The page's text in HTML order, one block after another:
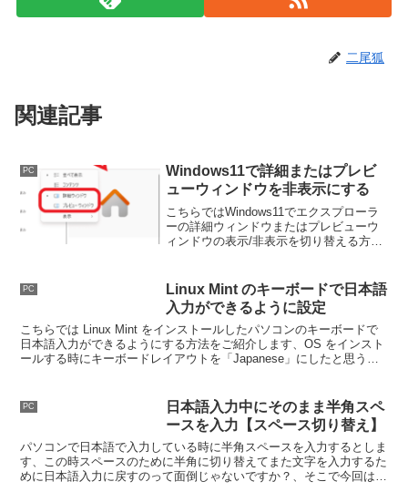
二尾狐
関連記事
PC
Windows11で詳細またはプレビ
ューウィンドウを非表示にする
こちらではWindows11でエクスプローラ
ーの詳細ウィンドウまたはプレビューウ
ィンドウの表示/非表示を切り替える方法
すが、表示/非表示の切り替え方法も変わ
っているようですね。
PC
Linux Mint のキーボードで日本語
入力ができるように設定
こちらでは Linux Mint をインストールしたパソコンのキーボードで
日本語入力ができるようにする方法をご紹介します、OS をインスト
ールする時にキーボードレイアウトを「Japanese」にしたと思うの
PC
日本語入力中にそのまま半角スペ
ースを入力【スペース切り替え】
パソコンで日本語で入力している時に半角スペースを入力するとしま
す、この時スペースのために半角に切り替えてまた文字を入力するた
めに日本語入力に戻すのって面倒じゃないですか？、そこで今回は日